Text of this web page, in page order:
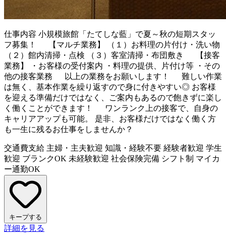
仕事内容 小規模旅館「たてしな藍」で夏～秋の短期スタッ
フ募集！ 【マルチ業務】 （１）お料理の片付け・洗い物
（２）館内清掃・点検 （３）客室清掃・布団敷き 【接客
業務】 ・お客様の受付案内 ・料理の提供、片付け等 ・その
他の接客業務 以上の業務をお願いします！ 難しい作業
は無く、基本作業を繰り返すので身に付きやすい◎ お客様
を迎える準備だけではなく、ご案内もあるので飽きずに楽し
く働くことができます！ ワンランク上の接客で、自身の
キャリアアップも可能。 是非、お客様だけではなく働く方
も一生に残るお仕事をしませんか？
交通費支給 主婦・主夫歓迎 知識・経験不要 経験者歓迎 学生
歓迎 ブランクOK 未経験歓迎 社会保険完備 シフト制 マイカ
ー通勤OK
キープする
詳細を見る